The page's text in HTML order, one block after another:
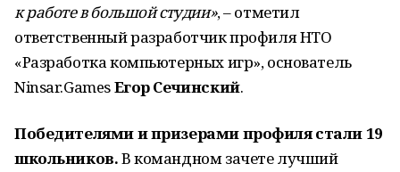
к работе в большой студии», – отметил
ответственный разработчик профиля НТО
«Разработка компьютерных игр», основатель
Ninsar.GamesЕгор Сечинский.
Победителями и призерами профиля стали 19
школьников.В командном зачете лучший